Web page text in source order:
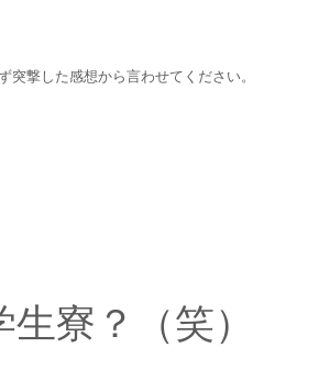
突撃した感想から言わせてください。
寮？（笑）